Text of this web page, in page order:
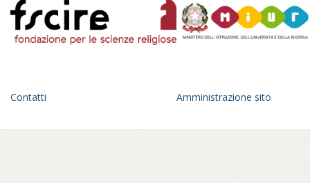
Contatti Amministrazione sito